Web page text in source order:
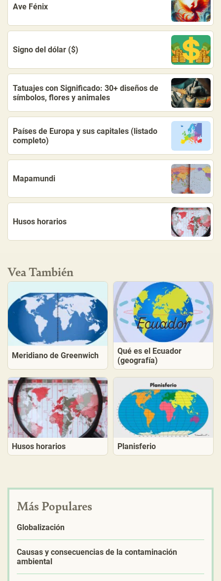
Ave Fénix
Signo del dólar ($)
Tatuajes con Significado: 30+ diseños de
símbolos, flores y animales
Países de Europa y sus capitales (listado
completo)
Mapamundi
Husos horarios
Vea También
Meridiano de Greenwich
Qué es el Ecuador
(geografía)
Husos horarios Planisferio
Más Populares
Globalización
Causas y consecuencias de la contaminación
ambiental